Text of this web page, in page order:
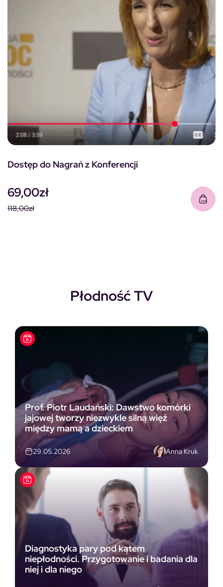
Dostęp do Nagrań z Konferencji
118,00zł
69,00zł
Płodność TV
Prof. Piotr Laudański: Dawstwo komórki
jajowej tworzy niezwykle silną więź
między mamą a dzieckiem
29.05.2026 Anna Kruk
Diagnostyka pary pod kątem
niepłodności. Przygotowanie i badania dla
niej i dla niego